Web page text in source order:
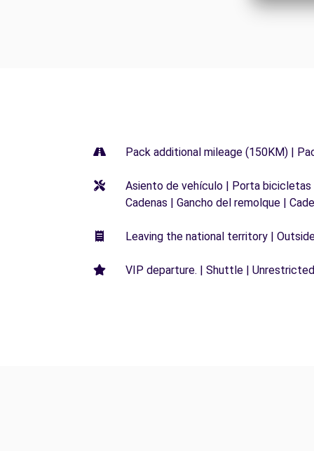
Pack additional mileage (150KM) |
Asiento de vehículo | Porta bicicletas
Cadenas | Gancho del remolque |
Leaving the national territory |
VIP departure. | Shuttle |